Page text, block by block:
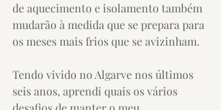
de aquecimento e isolamento também
mudarão à medida que se prepara para
os meses mais frios que se avizinham.
Tendo vivido no Algarve nos últimos
seis anos, aprendi quais os vários